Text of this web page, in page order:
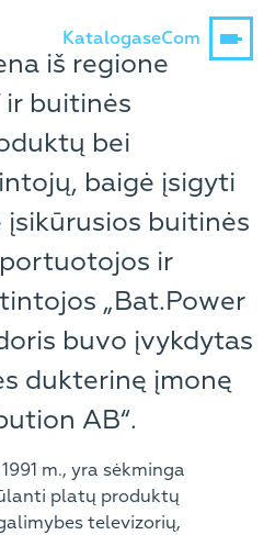
KatalogaseCom
iš regione
ir buitinės
bei
baigė įsigyti
įsikūrusios buitinės
ir
„Bat.Power
buvo įvykdytas
dukterinę įmonę
AB“.
m., yra sėkminga
platų produktų
televizorių,